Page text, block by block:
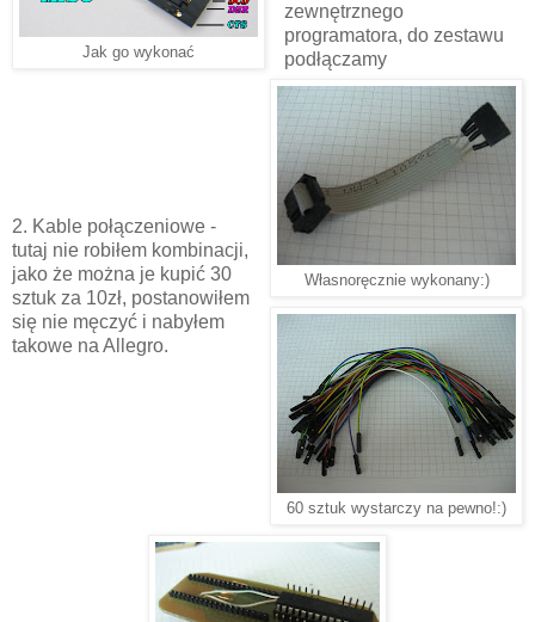
Jak go wykonać
Własnoręcznie wykonany:)
zewnętrznego
programatora, do zestawu
podłączamy
60 sztuk wystarczy na pewno!:)
2. Kable połączeniowe -
tutaj nie robiłem kombinacji,
jako że można je kupić 30
sztuk za 10zł, postanowiłem
się nie męczyć i nabyłem
takowe na Allegro.